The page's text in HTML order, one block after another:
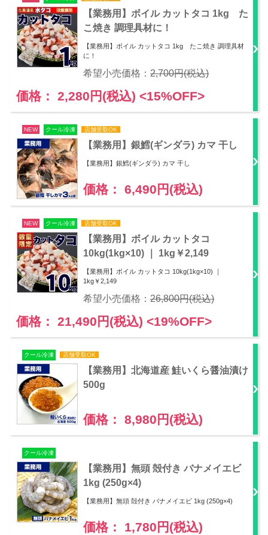
【業務用】ボイル カットタコ 1kg た
こ焼き 調理具材に！
【業務用】ボイル カットタコ 1kg たこ焼き 調理具材
に！
希望小売価格： 2,700円(税込)
価格： 2,280円(税込) <15%OFF>
NEW クール冷凍 店舗受取OK
【業務用】銀鱈(ギンダラ) カマ 干し
【業務用】銀鱈(ギンダラ) カマ 干し
価格： 6,490円(税込)
NEW クール冷凍 店舗受取OK
【業務用】ボイル カットタコ
10kg(1kg×10) ｜ 1kg￥2,149
【業務用】ボイル カットタコ 10kg(1kg×10) ｜
1kg￥2,149
希望小売価格： 26,800円(税込)
価格： 21,490円(税込) <19%OFF>
クール冷凍 店舗受取OK
【業務用】北海道産 鮭いくら醤油漬け
500g
価格： 8,980円(税込)
クール冷凍
【業務用】無頭 殻付き バナメイエビ
1kg (250g×4)
【業務用】無頭 殻付き バナメイエビ 1kg (250g×4)
価格： 1,780円(税込)